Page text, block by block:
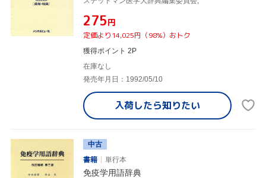
¥275円
定価より14,025円（98%）おトク
獲得ポイント 2P
在庫なし
発売年月日：1992/05/10
入荷したら知りたい
中古
書籍
単行本
免疫学用語辞典